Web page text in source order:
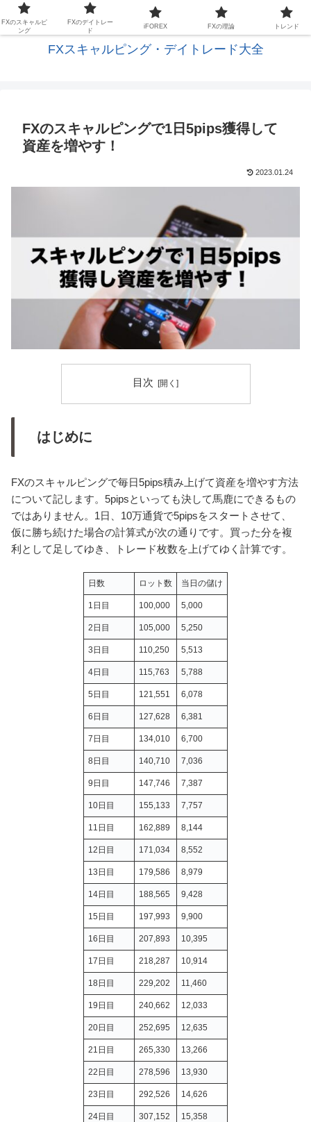
FXの基礎と応用を学びスキャルピングに生かす
FXスキャルピング・デイトレード大全
FXのスキャルピングで1日5pips獲得して
資産を増やす！
2023.01.24
目次
はじめに
FXのスキャルピングで毎日5pips積み上げて資産を増やす方法
について記します。5pipsといっても決して馬鹿にできるもの
ではありません。1日、10万通貨で5pipsをスタートさせて、
仮に勝ち続けた場合の計算式が次の通りです。買った分を複
利として足してゆき、トレード枚数を上げてゆく計算です。
日数 ロット数 当日の儲け
1日目 100,000 5,000
2日目 105,000 5,250
3日目 110,250 5,513
4日目 115,763 5,788
5日目 121,551 6,078
6日目 127,628 6,381
7日目 134,010 6,700
8日目 140,710 7,036
9日目 147,746 7,387
10日目 155,133 7,757
11日目 162,889 8,144
12日目 171,034 8,552
13日目 179,586 8,979
14日目 188,565 9,428
15日目 197,993 9,900
16日目 207,893 10,395
17日目 218,287 10,914
18日目 229,202 11,460
19日目 240,662 12,033
20日目 252,695 12,635
21日目 265,330 13,266
22日目 278,596 13,930
23日目 292,526 14,626
24日目 307,152 15,358
FXのスキャルピ
ング
FXのデイトレー
ド
iFOREX FXの理論 トレンド